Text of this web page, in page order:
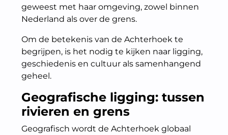
geweest met haar omgeving, zowel binnen
Nederland als over de grens.
Om de betekenis van de Achterhoek te
begrijpen, is het nodig te kijken naar ligging,
geschiedenis en cultuur als samenhangend
geheel.
Geografische ligging: tussen
rivieren en grens
Geografisch wordt de Achterhoek globaal